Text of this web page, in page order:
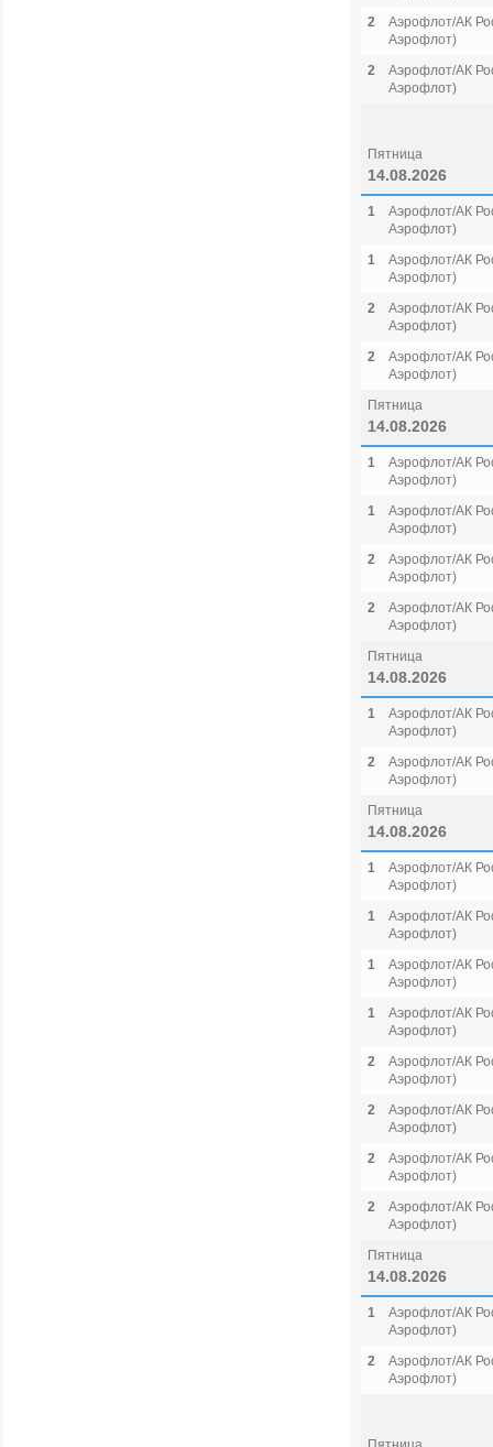
2
Аэрофлот/АК
Аэрофлот)
2
Аэрофлот/АК
Аэрофлот)
Пятница
14.08.2026
1
Аэрофлот/АК
Аэрофлот)
1
Аэрофлот/АК
Аэрофлот)
2
Аэрофлот/АК
Аэрофлот)
2
Аэрофлот/АК
Аэрофлот)
Пятница
14.08.2026
1
Аэрофлот/АК
Аэрофлот)
1
Аэрофлот/АК
Аэрофлот)
2
Аэрофлот/АК
Аэрофлот)
2
Аэрофлот/АК
Аэрофлот)
Пятница
14.08.2026
1
Аэрофлот/АК
Аэрофлот)
2
Аэрофлот/АК
Аэрофлот)
Пятница
14.08.2026
1
Аэрофлот/АК
Аэрофлот)
1
Аэрофлот/АК
Аэрофлот)
1
Аэрофлот/АК
Аэрофлот)
1
Аэрофлот/АК
Аэрофлот)
2
Аэрофлот/АК
Аэрофлот)
2
Аэрофлот/АК
Аэрофлот)
2
Аэрофлот/АК
Аэрофлот)
2
Аэрофлот/АК
Аэрофлот)
Пятница
14.08.2026
1
Аэрофлот/АК
Аэрофлот)
2
Аэрофлот/АК
Аэрофлот)